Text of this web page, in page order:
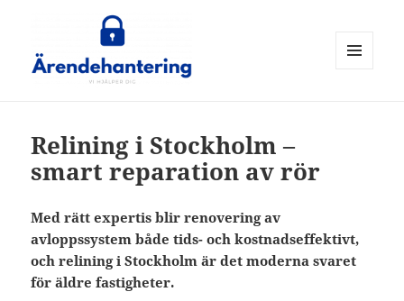
Relining i Stockholm –
smart reparation av rör
Med rätt expertis blir renovering av
avloppssystem både tids- och kostnadseffektivt,
och relining i Stockholm är det moderna svaret
för äldre fastigheter.